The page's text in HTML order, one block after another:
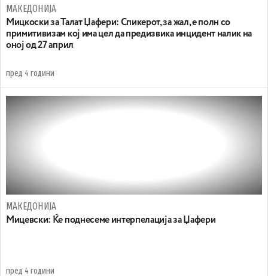
МАКЕДОНИЈА
Мицкоски за Талат Џафери: Спикерот, за жал, е полн со
примитивизам кој има цел да предизвика инцидент налик на
оној од 27 април
пред 4 години
МАКЕДОНИЈА
Mицевски: Ќе поднесеме интерпелација за Џафери
пред 4 години